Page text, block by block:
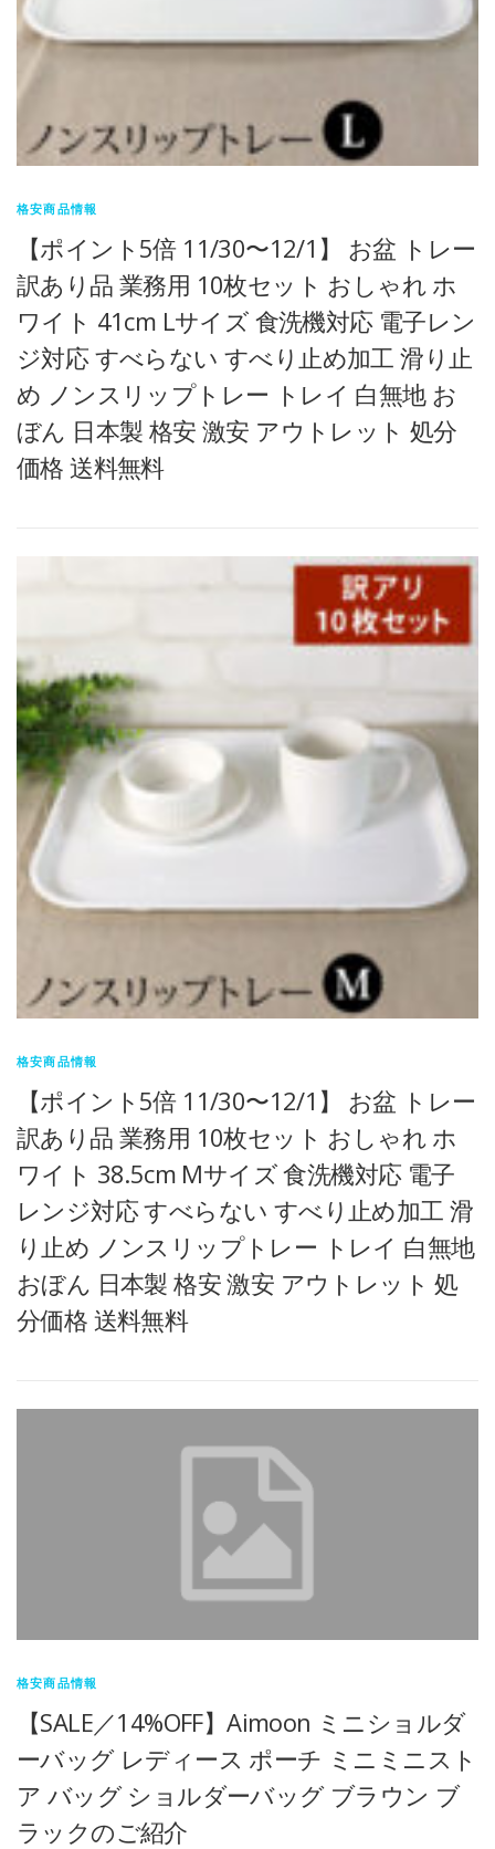
格安商品情報
【ポイント5倍 11/30〜12/1】 お盆 トレー
訳あり品 業務用 10枚セット おしゃれ ホ
ワイト 41cm Lサイズ 食洗機対応 電子レン
ジ対応 すべらない すべり止め加工 滑り止
め ノンスリップトレー トレイ 白無地 お
ぼん 日本製 格安 激安 アウトレット 処分
価格 送料無料
格安商品情報
【ポイント5倍 11/30〜12/1】 お盆 トレー
訳あり品 業務用 10枚セット おしゃれ ホ
ワイト 38.5cm Mサイズ 食洗機対応 電子
レンジ対応 すべらない すべり止め加工 滑
り止め ノンスリップトレー トレイ 白無地
おぼん 日本製 格安 激安 アウトレット 処
分価格 送料無料
格安商品情報
【SALE／14%OFF】Aimoon ミニショルダ
ーバッグ レディース ポーチ ミニミニスト
ア バッグ ショルダーバッグ ブラウン ブ
ラックのご紹介